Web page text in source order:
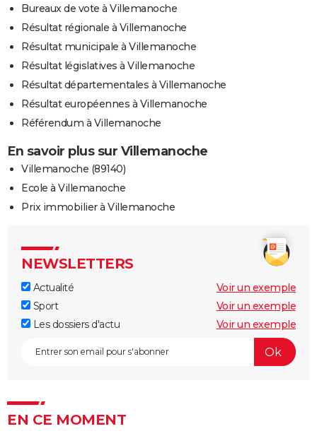
Bureaux de vote à Villemanoche
Résultat régionale à Villemanoche
Résultat municipale à Villemanoche
Résultat législatives à Villemanoche
Résultat départementales à Villemanoche
Résultat européennes à Villemanoche
Référendum à Villemanoche
En savoir plus sur Villemanoche
Villemanoche (89140)
Ecole à Villemanoche
Prix immobilier à Villemanoche
NEWSLETTERS
Actualité
Voir un exemple
Sport
Voir un exemple
Les dossiers d'actu
Voir un exemple
EN CE MOMENT